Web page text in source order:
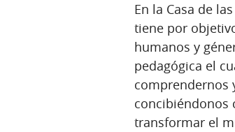
En la Casa de
tiene por
humanos y
pedagógica el
comprendernos
concibiéndonos
transformar el